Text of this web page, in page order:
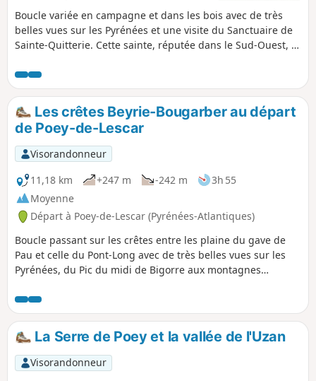
Boucle variée en campagne et dans les bois avec de très
belles vues sur les Pyrénées et une visite du Sanctuaire de
Sainte-Quitterie. Cette sainte, réputée dans le Sud-Ouest, a
réputées miraculeuses. Cette boucle suit essentiellement le
parcours n°9 du vieux livret "32 promenades et randonnées
en Miey de Béarn". Les panneaux et le balisage (trait Jaune)
sont en place durant une bonne moitié du parcours mais
ensuite c'est plus aléatoire.
Les crêtes Beyrie-Bougarber au départ
de Poey-de-Lescar
Visorandonneur
11,18 km
+247 m -242 m
3h 55
Moyenne
Départ à Poey-de-Lescar (Pyrénées-Atlantiques)
Boucle passant sur les crêtes entre les plaine du gave de
Pau et celle du Pont-Long avec de très belles vues sur les
Pyrénées, du Pic du midi de Bigorre aux montagnes
Castet.
La Serre de Poey et la vallée de l'Uzan
Visorandonneur